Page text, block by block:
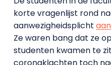
korte vragenlijst rond
aanwezigheidsplicht
Ze waren bang dat ze
studenten kwamen te